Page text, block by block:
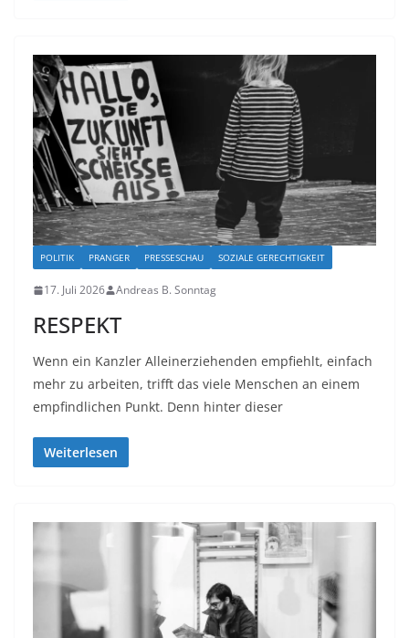
POLITIK PRANGER PRESSESCHAU SOZIALE GERECHTIGKEIT
17. Juli 2026 Andreas B. Sonntag
RESPEKT
Wenn ein Kanzler Alleinerziehenden empfiehlt, einfach
mehr zu arbeiten, trifft das viele Menschen an einem
empfindlichen Punkt. Denn hinter dieser
Weiterlesen